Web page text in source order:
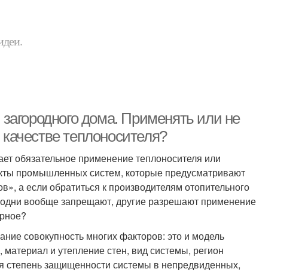
дома. Применять или не
теплоносителя?
обязательное применение теплоносителя или
промышленных систем, которые предусматривают
а если обратиться к производителям отопительного
вообще запрещают, другие разрешают применение
совокупность многих факторов: это и модель
и утепление стен, вид системы, регион
защищенности системы в непредвиденных,